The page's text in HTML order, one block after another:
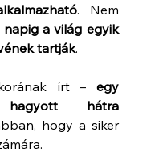
. Nem
napig a világ egyik
tartják.
írt – egy
hagyott hátra
hogy a siker